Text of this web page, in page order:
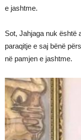
e jashtme.
Sot, Jahjaga nuk është
paraqitje e saj bënë
në pamjen e jashtme.